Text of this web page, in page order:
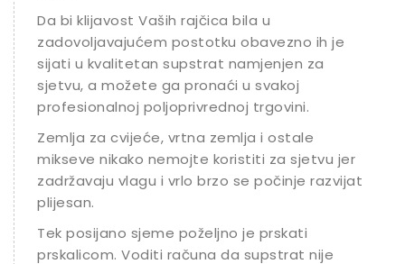
Da bi klijavost Vaših rajčica bila u
zadovoljavajućem postotku obavezno ih je
sijati u kvalitetan supstrat namjenjen za
sjetvu, a možete ga pronaći u svakoj
profesionalnoj poljoprivrednoj trgovini.
Zemlja za cvijeće, vrtna zemlja i ostale
mikseve nikako nemojte koristiti za sjetvu jer
zadržavaju vlagu i vrlo brzo se počinje razvijati
plijesan.
Tek posijano sjeme poželjno je prskati
prskalicom. Voditi računa da supstrat nije